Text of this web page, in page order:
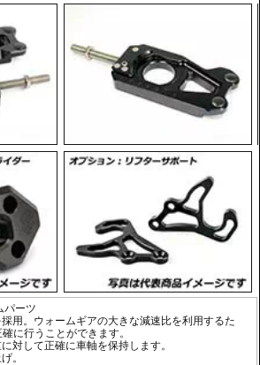
パーツ
用。ウォームギアの大きな減速比を利用するた
に行うことができます。
対して正確に車軸を保持します。
。